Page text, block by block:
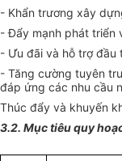
- Khẩn trương xây
- Đẩy mạnh phát triển
- Ưu đãi và hỗ trợ đầu
- Tăng cường tuyên
đáp ứng các nhu cầu
Thúc đẩy và khuyến
3.2. Mục tiêu quy